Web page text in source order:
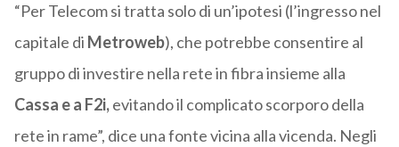
“Per Telecom si tratta solo di un’ipotesi (l’ingresso nel
capitale di Metroweb), che potrebbe consentire al
gruppo di investire nella rete in fibra insieme alla
Cassa e a F2i,evitando il complicato scorporo della
rete in rame”, dice una fonte vicina alla vicenda. Negli